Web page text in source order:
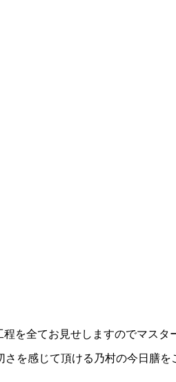
を全てお見せしますのでマスタ
を感じて頂ける乃村の今日膳を